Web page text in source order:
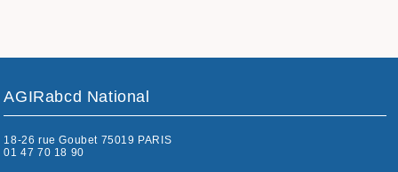
AGIRabcd National
18-26 rue Goubet 75019 PARIS
01 47 70 18 90